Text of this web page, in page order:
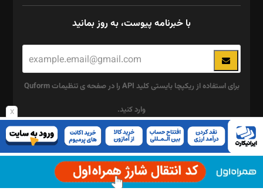
x
با خبرنامه پیوست، به روز بمانید
برای استفاده از ریکپچا بایستی کلید API را در صفحه ی تنظیمات Quform
وارد کنید.
این
قسمت
نباید
چند رسانه ای
پیوست